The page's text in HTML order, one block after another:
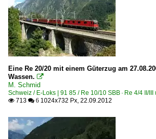
Eine Re 20/20 mit einem Güterzug am
Wassen. 
M. Schmid
Schweiz / E-Loks | 91 85 / Re 10/10 SBB · Re 4/4 II/III
 713  6 1024x732 Px, 22.09.2012